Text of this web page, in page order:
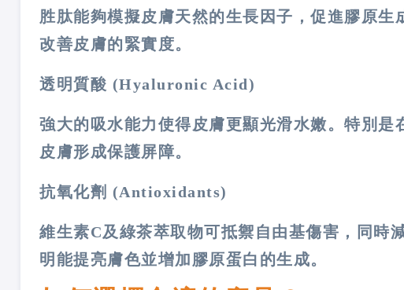
胜肽能夠模擬皮膚天然的生長因子，促進膠原
改善皮膚的緊實度。
透明質酸 (Hyaluronic Acid)
強大的吸水能力使得皮膚更顯光滑水嫩。特別
皮膚形成保護屏障。
抗氧化劑 (Antioxidants)
維生素C及綠茶萃取物可抵禦自由基傷害，同時
明能提亮膚色並增加膠原蛋白的生成。